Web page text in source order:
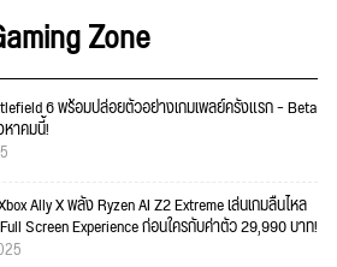
Zone
6 พร้อมปล่อยตัวอย่างเกมเพลย์ครั้งแรก – Beta
หาคมนี้!
Ally X พลัง Ryzen AI Z2 Extreme เล่นเกมลื่นไหล
Screen Experience ก่อนใครกับค่าตัว 29,990 บาท!